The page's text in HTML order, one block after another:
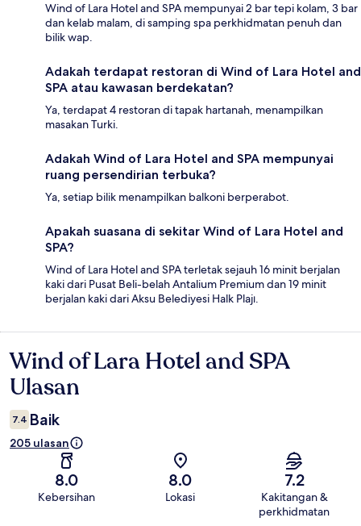
Wind of Lara Hotel and SPA mempunyai 2 bar tepi kolam, 3 bar
dan kelab malam, di samping spa perkhidmatan penuh dan
bilik wap.
Adakah terdapat restoran di Wind of Lara Hotel and
SPA atau kawasan berdekatan?
Ya, terdapat 4 restoran di tapak hartanah, menampilkan
masakan Turki.
Adakah Wind of Lara Hotel and SPA mempunyai
ruang persendirian terbuka?
Ya, setiap bilik menampilkan balkoni berperabot.
Apakah suasana di sekitar Wind of Lara Hotel and
SPA?
Wind of Lara Hotel and SPA terletak sejauh 16 minit berjalan
kaki dari Pusat Beli-belah Antalium Premium dan 19 minit
berjalan kaki dari Aksu Belediyesi Halk Plajı.
Ulasan
Wind of Lara Hotel and SPA
Ulasan
7.4 Baik
205 ulasan
8.0
Kebersihan
8.0
Lokasi
7.2
Kakitangan &
perkhidmatan